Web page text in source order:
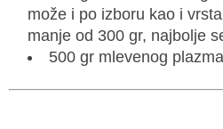
može i po izboru kao i
manje od 300 gr, najbolje
500 gr mlevenog